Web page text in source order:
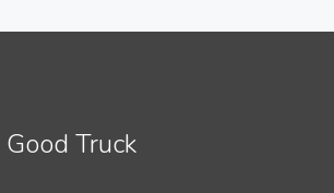
Truck